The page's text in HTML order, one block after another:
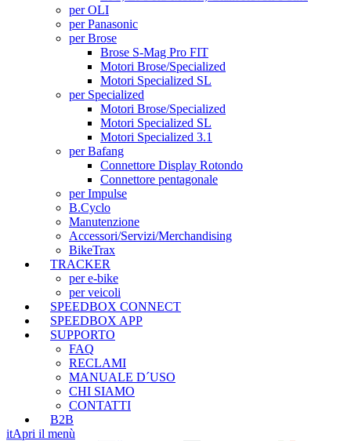
per OLI
per Panasonic
per Brose
Brose S-Mag Pro FIT
Motori Brose/Specialized
Motori Specialized SL
per Specialized
Motori Brose/Specialized
Motori Specialized SL
Motori Specialized 3.1
per Bafang
Connettore Display Rotondo
Connettore pentagonale
per Impulse
B.Cyclo
Manutenzione
Accessori/Servizi/Merchandising
BikeTrax
TRACKER
per e-bike
per veicoli
SPEEDBOX CONNECT
SPEEDBOX APP
SUPPORTO
FAQ
RECLAMI
MANUALE D´USO
CHI SIAMO
CONTATTI
B2B
itApri il menù